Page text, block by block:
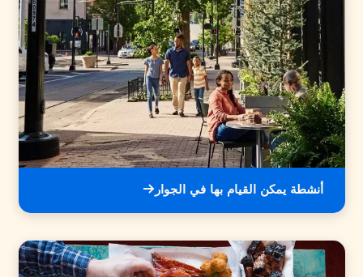
أنشطة يمكن القيام بها في الجوار